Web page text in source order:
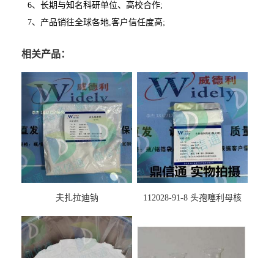
6、长期与知名科研单位、高校合作;
7、产品销往全球各地,客户信任度高;
相关产品：
夫扎拉迪钠
112028-91-8 头孢噻利母核